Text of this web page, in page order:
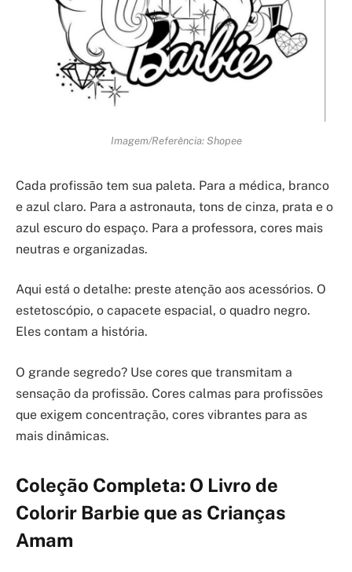
Imagem/Referência: Shopee
Cada profissão tem sua paleta. Para a médica, branco
e azul claro. Para a astronauta, tons de cinza, prata e o
azul escuro do espaço. Para a professora, cores mais
neutras e organizadas.
Aqui está o detalhe: preste atenção aos acessórios. O
estetoscópio, o capacete espacial, o quadro negro.
Eles contam a história.
O grande segredo? Use cores que transmitam a
sensação da profissão. Cores calmas para profissões
que exigem concentração, cores vibrantes para as
mais dinâmicas.
Coleção Completa: O Livro de
Colorir Barbie que as Crianças
Amam